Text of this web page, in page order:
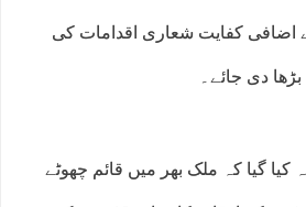
اضافی کفایت شعاری اقدامات کی
کیا گیا کہ ملک بھر میں قائم چھوٹے